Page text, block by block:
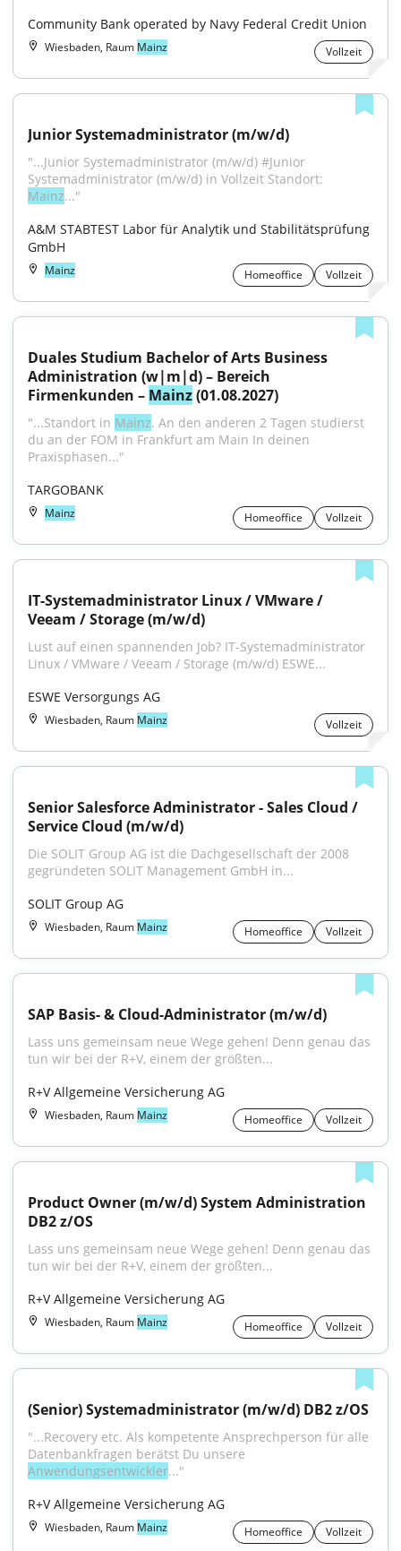
Community Bank operated by Navy Federal Credit Union
Wiesbaden, Raum Mainz Vollzeit
Junior Systemadministrator (m/w/d)
"...Junior Systemadministrator (m/w/d) #Junior
Mainz..."
A&M STABTEST Labor für Analytik und Stabilitätsprüfung
GmbH
Mainz Homeoffice Vollzeit
Duales Studium Bachelor of Arts Business
Administration (w|m|d) – Bereich
Firmenkunden – Mainz (01.08.2027)
"...Standort in Mainz. An den anderen 2 Tagen studierst
du an der FOM in Frankfurt am Main In deinen
Praxisphasen..."
TARGOBANK
Mainz Homeoffice Vollzeit
IT-Systemadministrator Linux / VMware /
Veeam / Storage (m/w/d)
Lust auf einen spannenden Job? IT-Systemadministrator
Linux / VMware / Veeam / Storage (m/w/d) ESWE...
ESWE Versorgungs AG
Wiesbaden, Raum Mainz Vollzeit
Senior Salesforce Administrator - Sales Cloud /
Service Cloud (m/w/d)
Die SOLIT Group AG ist die Dachgesellschaft der 2008
gegründeten SOLIT Management GmbH in...
SOLIT Group AG
Wiesbaden, Raum Mainz Homeoffice Vollzeit
SAP Basis- & Cloud-Administrator (m/w/d)
Lass uns gemeinsam neue Wege gehen! Denn genau das
tun wir bei der R+V, einem der größten...
R+V Allgemeine Versicherung AG
Wiesbaden, Raum Mainz Homeoffice Vollzeit
Product Owner (m/w/d) System Administration
DB2 z/OS
Lass uns gemeinsam neue Wege gehen! Denn genau das
tun wir bei der R+V, einem der größten...
R+V Allgemeine Versicherung AG
Wiesbaden, Raum Mainz Homeoffice Vollzeit
(Senior) Systemadministrator (m/w/d) DB2 z/OS
"...Recovery etc. Als kompetente Ansprechperson für alle
Anwendungsentwickler..."
R+V Allgemeine Versicherung AG
Wiesbaden, Raum Mainz Homeoffice Vollzeit